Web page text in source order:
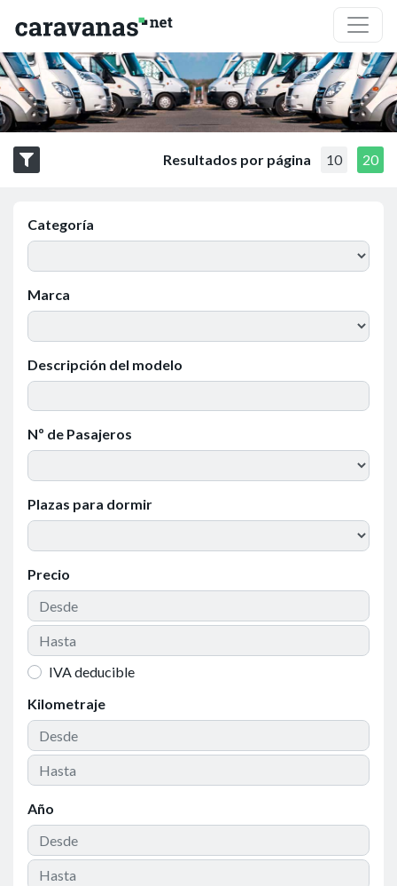
Resultados por página 10 20
Categoría
Marca
Descripción del modelo
Nº de Pasajeros
Plazas para dormir
Precio
IVA deducible
Kilometraje
Año